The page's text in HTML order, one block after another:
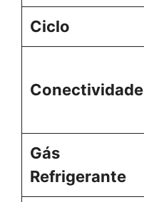
Ciclo
Conectividade
Gás
Refrigerante